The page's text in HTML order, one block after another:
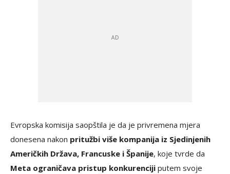
Evropska komisija saopštila je da je privremena mjera
donesena nakon pritužbi više kompanija iz Sjedinjenih
Američkih Država, Francuske i Španije, koje tvrde da
Meta ograničava pristup konkurenciji putem svoje